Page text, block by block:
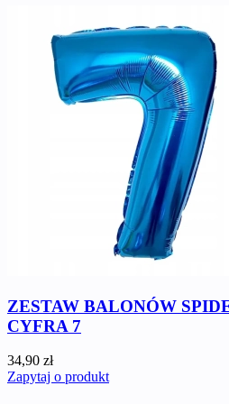
ZESTAW BALONÓW
CYFRA 7
34,90 zł
Zapytaj o produkt